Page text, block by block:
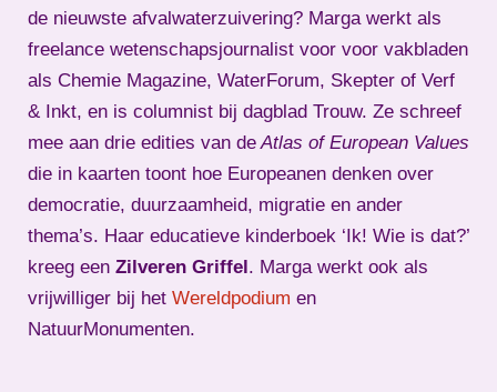
de nieuwste afvalwaterzuivering? Marga werkt als
freelance wetenschapsjournalist voor voor vakbladen
als Chemie Magazine, WaterForum, Skepter of Verf
& Inkt, en is columnist bij dagblad Trouw. Ze schreef
mee aan drie edities van deAtlas of European Values
die in kaarten toont hoe Europeanen denken over
democratie, duurzaamheid, migratie en ander
thema’s. Haar educatieve kinderboek ‘Ik! Wie is dat?’
kreeg een Zilveren Griffel . Marga werkt ook als
vrijwilliger bij het Wereldpodium en
NatuurMonumenten.